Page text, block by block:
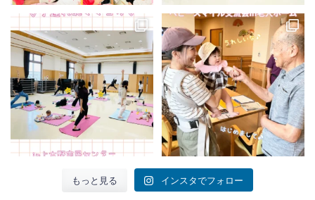
もっと見る インスタでフォロー